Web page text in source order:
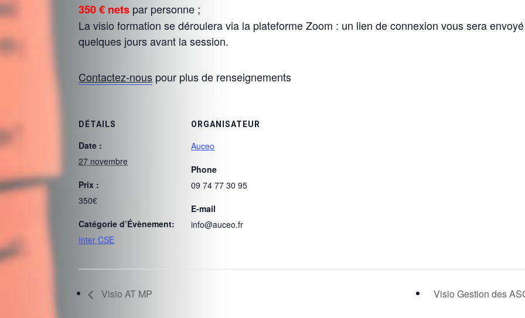
350 € nets par personne ;
La visio formation se déroulera via la plateforme Zoom : un lien de connexion vous sera envoyé
quelques jours avant la session.
Contactez-nous pour plus de renseignements
DÉTAILS
Date :
27 novembre
Prix :
350€
Catégorie d’Évènement:
Inter CSE
ORGANISATEUR
Auceo
Phone
09 74 77 30 95
E-mail
info@auceo.fr
Visio AT MP Visio Gestion des